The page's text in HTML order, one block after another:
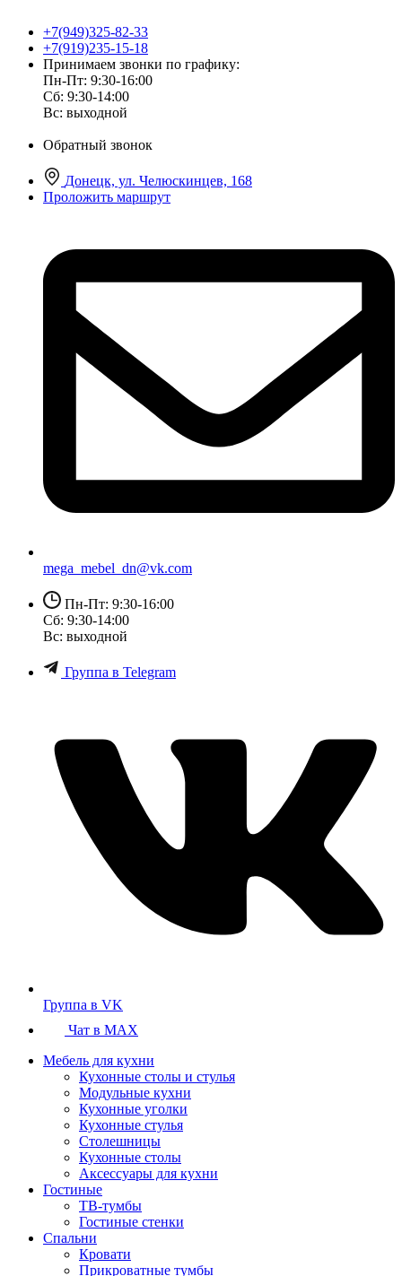
+7(949)325-82-33
+7(919)235-15-18
Принимаем звонки по графику:
Пн-Пт: 9:30-16:00
Сб: 9:30-14:00
Вс: выходной
Обратный звонок
Донецк, ул. Челюскинцев, 168
Проложить маршрут
mega_mebel_dn@vk.com
Пн-Пт: 9:30-16:00
Сб: 9:30-14:00
Вс: выходной
Группа в Telegram
Группа в VK
Чат в MAX
Мебель для кухни
Кухонные столы и стулья
Модульные кухни
Кухонные уголки
Кухонные стулья
Столешницы
Кухонные столы
Аксессуары для кухни
Гостиные
ТВ-тумбы
Гостиные стенки
Спальни
Кровати
Прикроватные тумбы